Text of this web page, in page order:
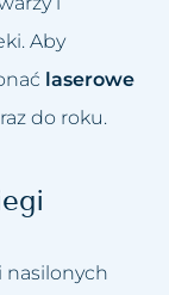
głowy
Aby
laserowe
do roku.
nasilonych